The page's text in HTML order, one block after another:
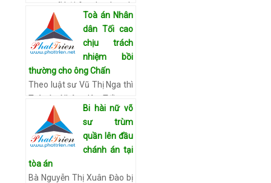
mạng xã hội facebook, anh
Nguyễn Vũ Vỹ đã mời
Cường về nhà nấu cơm ăn
tối và ngủ lại. Sáng hôm
sau tỉnh dậy trước, Cường
đã…Xem chi tiết
Toà án Nhân
dân Tối cao
chịu trách
nhiệm bồi
thường cho ông Chấn
Theo luật sư Vũ Thị Nga thì
Toà án Nhân dân Tối cao
phải chịu trách nhiệm thỏa
thuận bồi thường những
tổn thất cho ông Chấn, nạn
nhân trong vụ án oan …
Xem chi tiết
Bi hài nữ võ
sư trùm
quần lên đầu
chánh án tại
tòa án
Bà Nguyễn Thị Xuân Đào bị